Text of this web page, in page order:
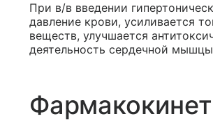
При в/в введении
давление крови, усиливается
веществ, улучшается
деятельность сердечной